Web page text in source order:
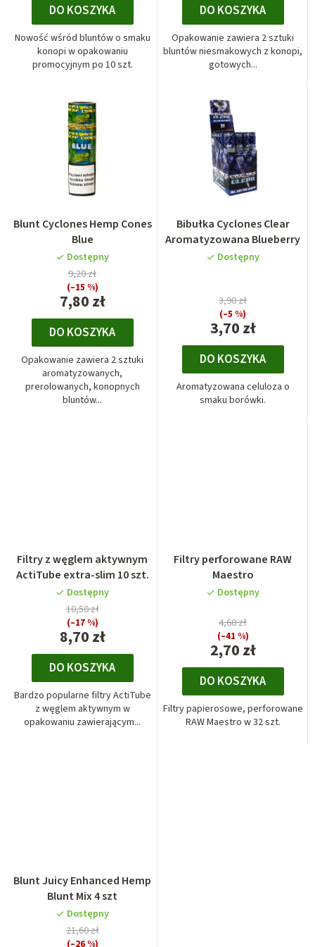
DO KOSZYKA
Nowość wśród bluntów o smaku
konopi w opakowaniu
promocyjnym po 10 szt.
DO KOSZYKA
Opakowanie zawiera 2 sztuki
bluntów niesmakowych z konopi,
gotowych...
Blunt Cyclones Hemp Cones
Blue
Dostępny
7,80 zł
9,20 zł
(–15 %)
DO KOSZYKA
Opakowanie zawiera 2 sztuki
aromatyzowanych,
prerolowanych, konopnych
bluntów...
Bibułka Cyclones Clear
Aromatyzowana Blueberry
Dostępny
3,70 zł
3,90 zł
(–5 %)
DO KOSZYKA
Aromatyzowana celuloza o
smaku borówki.
Filtry z węglem aktywnym
ActiTube extra-slim 10 szt.
Dostępny
8,70 zł
10,50 zł
(–17 %)
DO KOSZYKA
Bardzo popularne filtry ActiTube
z węglem aktywnym w
opakowaniu zawierającym...
Filtry perforowane RAW
Maestro
Dostępny
2,70 zł
4,60 zł
(–41 %)
DO KOSZYKA
Filtry papierosowe, perforowane
RAW Maestro w 32 szt.
Blunt Juicy Enhanced Hemp
Blunt Mix 4 szt
Dostępny
21,60 zł
(–26 %)